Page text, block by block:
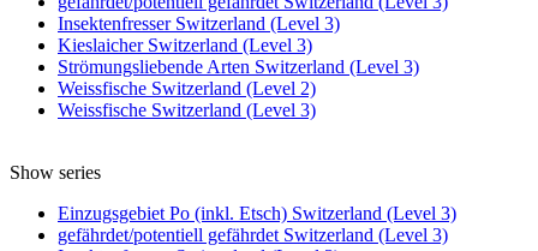
Insektenfresser Switzerland (Level 3)
Kieslaicher Switzerland (Level 3)
Strömungsliebende Arten Switzerland (Level 3)
Weissfische Switzerland (Level 2)
Weissfische Switzerland (Level 3)
Show series
Einzugsgebiet Po (inkl. Etsch) Switzerland (Level 3)
gefährdet/potentiell gefährdet Switzerland (Level 3)